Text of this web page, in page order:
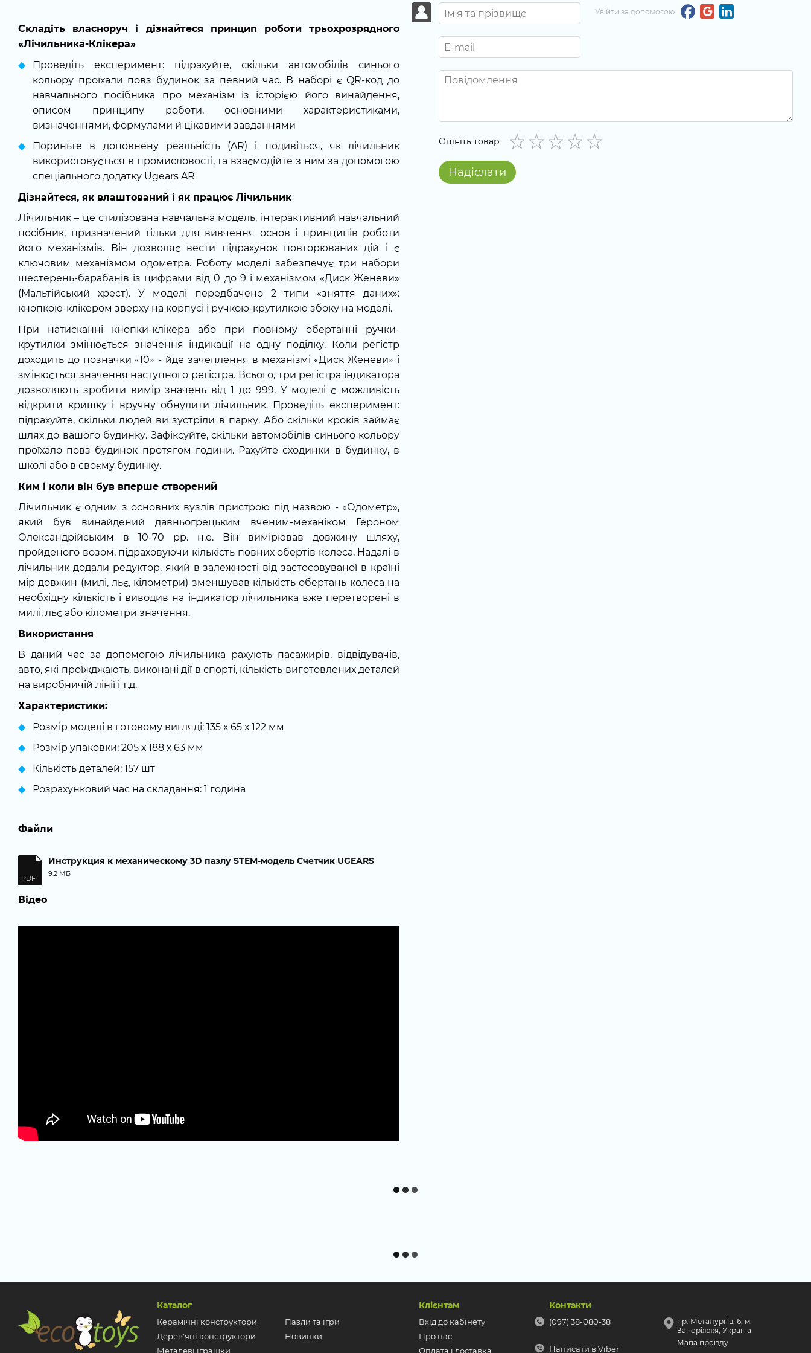
Складіть власноруч і дізнайтеся принцип роботи трьохрозрядного
«Лічильника-Клікера»
Проведіть експеримент: підрахуйте, скільки автомобілів синього
кольору проїхали повз будинок за певний час. В наборі є QR-код до
навчального посібника про механізм із історією його винайдення,
описом принципу роботи, основними характеристиками,
визначеннями, формулами й цікавими завданнями
Пориньте в доповнену реальність (AR) і подивіться, як лічильник
використовується в промисловості, та взаємодійте з ним за допомогою
спеціального додатку Ugears AR
Дізнайтеся, як влаштований і як працює Лічильник
Лічильник – це стилізована навчальна модель, інтерактивний навчальний
посібник, призначений тільки для вивчення основ і принципів роботи
його механізмів. Він дозволяє вести підрахунок повторюваних дій і є
ключовим механізмом одометра. Роботу моделі забезпечує три набори
шестерень-барабанів із цифрами від 0 до 9 і механізмом «Диск Женеви»
(Мальтійський хрест). У моделі передбачено 2 типи «зняття даних»:
кнопкою-клікером зверху на корпусі і ручкою-крутилкою збоку на моделі.
При натисканні кнопки-клікера або при повному обертанні ручки-
крутилки змінюється значення індикації на одну поділку. Коли регістр
доходить до позначки «10» - йде зачеплення в механізмі «Диск Женеви» і
змінюється значення наступного регістра. Всього, три регістра індикатора
дозволяють зробити вимір значень від 1 до 999. У моделі є можливість
відкрити кришку і вручну обнулити лічильник. Проведіть експеримент:
підрахуйте, скільки людей ви зустріли в парку. Або скільки кроків займає
шлях до вашого будинку. Зафіксуйте, скільки автомобілів синього кольору
проїхало повз будинок протягом години. Рахуйте сходинки в будинку, в
школі або в своєму будинку.
Ким і коли він був вперше створений
Лічильник є одним з основних вузлів пристрою під назвою - «Одометр»,
який був винайдений давньогрецьким вченим-механіком Героном
Олександрійським в 10-70 рр. н.е. Він вимірював довжину шляху,
пройденого возом, підраховуючи кількість повних обертів колеса. Надалі в
лічильник додали редуктор, який в залежності від застосовуваної в країні
мір довжин (милі, льє, кілометри) зменшував кількість обертань колеса на
необхідну кількість і виводив на індикатор лічильника вже перетворені в
милі, льє або кілометри значення.
Використання
В даний час за допомогою лічильника рахують пасажирів, відвідувачів,
авто, які проїжджають, виконані дії в спорті, кількість виготовлених деталей
на виробничій лінії і т.д.
Характеристики:
Розмір моделі в готовому вигляді: 135 х 65 х 122 мм
Розмір упаковки: 205 х 188 х 63 мм
Кількість деталей: 157 шт
Розрахунковий час на складання: 1 година
Файли
PDF
Инструкция к механическому 3D пазлу STEM-модель Счетчик UGEARS
9.2 МБ
Відео
Увійти за допомогою
Оцініть товар
Надіслати
Каталог
Керамічні конструктори
Дерев'яні конструктори
Металеві іграшки
Пазли та ігри
Новинки
Клієнтам
Вхід до кабінету
Про нас
Оплата і доставка
Контакти
(097) 38-080-38
Написати в Viber
пр. Металургів, 6, м.
Запоріжжя, Україна
Мапа проїзду